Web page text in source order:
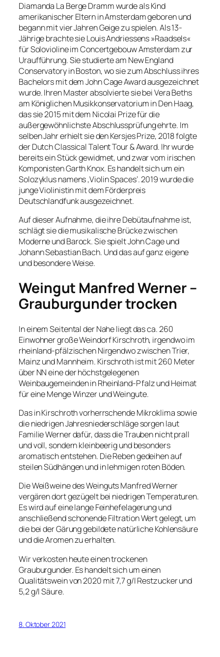
Diamanda La Berge Dramm wurde als Kind
amerikanischer Eltern in Amsterdam geboren und
begann mit vier Jahren Geige zu spielen. Als 13-
Jährige brachte sie Louis Andriessens »Raadsels«
für Solovioline im Concertgebouw Amsterdam zur
Uraufführung. Sie studierte am New England
Conservatory in Boston, wo sie zum Abschluss ihres
Bachelors mit dem John Cage Award ausgezeichnet
wurde. Ihren Master absolvierte sie bei Vera Beths
am Königlichen Musikkonservatorium in Den Haag,
das sie 2015 mit dem Nicolai Prize für die
außergewöhnlichste Abschlussprüfung ehrte. Im
selben Jahr erhielt sie den Kersjes Prize, 2018 folgte
der Dutch Classical Talent Tour & Award. Ihr wurde
bereits ein Stück gewidmet, und zwar vom irischen
Komponisten Garth Knox. Es handelt sich um ein
Solozyklus namens ‚Violin Spaces‘. 2019 wurde die
junge Violinistin mit dem Förderpreis
Deutschlandfunk ausgezeichnet.
Auf dieser Aufnahme, die ihre Debütaufnahme ist,
schlägt sie die musikalische Brücke zwischen
Moderne und Barock. Sie spielt John Cage und
Johann Sebastian Bach. Und das auf ganz eigene
und besondere Weise.
Weingut Manfred Werner –
Grauburgunder trocken
In einem Seitental der Nahe liegt das ca. 260
Einwohner große Weindorf Kirschroth, irgendwo im
rheinland-pfälzischen Nirgendwo zwischen Trier,
Mainz und Mannheim. Kirschroth ist mit 260 Meter
über NN eine der höchstgelegenen
Weinbaugemeinden in Rheinland-Pfalz und Heimat
für eine Menge Winzer und Weingute.
Das in Kirschroth vorherrschende Mikroklima sowie
die niedrigen Jahresniederschläge sorgen laut
Familie Werner dafür, dass die Trauben nicht prall
und voll, sondern kleinbeerig und besonders
aromatisch entstehen. Die Reben gedeihen auf
steilen Südhängen und in lehmigen roten Böden.
Die Weißweine des Weinguts Manfred Werner
vergären dort gezügelt bei niedrigen Temperaturen.
Es wird auf eine lange Feinhefelagerung und
anschließend schonende Filtration Wert gelegt, um
die bei der Gärung gebildete natürliche Kohlensäure
und die Aromen zu erhalten.
Wir verkosten heute einen trockenen
Grauburgunder. Es handelt sich um einen
Qualitätswein von 2020 mit 7,7 g/l Restzucker und
5,2 g/l Säure.
8. Oktober 2021